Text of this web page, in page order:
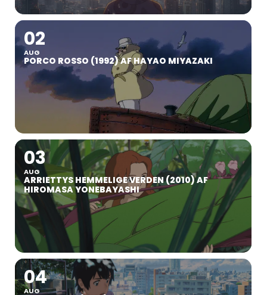
02
AUG
PORCO ROSSO (1992) AF HAYAO MIYAZAKI
03
AUG
ARRIETTYS HEMMELIGE VERDEN (2010) AF
HIROMASA YONEBAYASHI
04
AUG